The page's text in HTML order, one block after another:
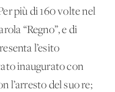
più di 160 volte nel
“Regno”, e di
l’esito
inaugurato con
l’arresto del suo re;